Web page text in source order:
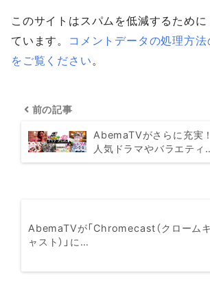
このサイトはスパムを低減するため
ています。 コメントデータの処理方
をご覧ください 。
前の記事
AbemaTVがさらに充実
人気ドラマやバラエティ
AbemaTVが「Chromecast（クロームキ
ャスト）」に…